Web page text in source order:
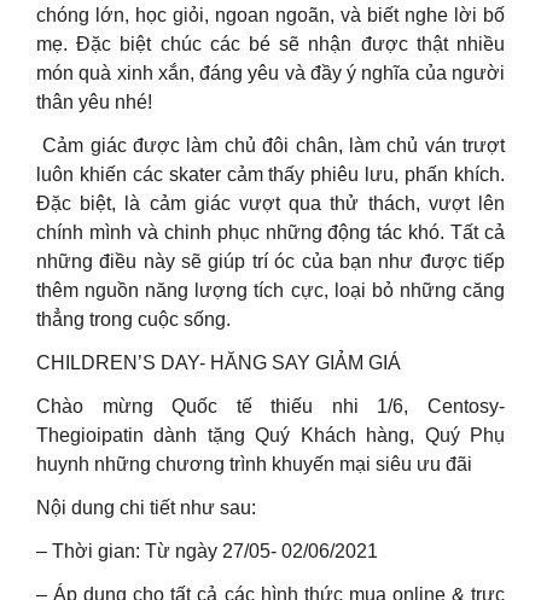
chóng lớn, học giỏi, ngoan ngoãn, và biết nghe lời bố
mẹ. Đặc biệt chúc các bé sẽ nhận được thật nhiều
món quà xinh xắn, đáng yêu và đầy ý nghĩa của người
thân yêu nhé!
Cảm giác được làm chủ đôi chân, làm chủ ván trượt
luôn khiến các skater cảm thấy phiêu lưu, phấn khích.
Đặc biệt, là cảm giác vượt qua thử thách, vượt lên
chính mình và chinh phục những động tác khó. Tất cả
những điều này sẽ giúp trí óc của bạn như được tiếp
thêm nguồn năng lượng tích cực, loại bỏ những căng
thẳng trong cuộc sống.
CHILDREN’S DAY- HĂNG SAY GIẢM GIÁ
Chào mừng Quốc tế thiếu nhi 1/6, Centosy-
Thegioipatin dành tặng Quý Khách hàng, Quý Phụ
huynh những chương trình khuyến mại siêu ưu đãi
Nội dung chi tiết như sau:
– Thời gian: Từ ngày 27/05- 02/06/2021
– Áp dụng cho tất cả các hình thức mua online & trực